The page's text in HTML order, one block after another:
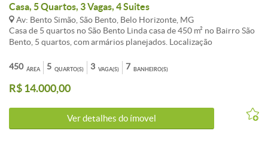
Casa, 5 Quartos, 3 Vagas, 4 Suites
Av: Bento Simão, São Bento, Belo Horizonte, MG
Casa de 5 quartos no São Bento Linda casa de 450 m² no Bairro São
Bento, 5 quartos, com armários planejados. Localização
planejados sendo 4 suites 7 banheiros sendo 4 suites e 3 com
banheira de hidromassagen 4 garagens Churrasqueira Piscina
Sauna Portão eletrônico.
ÁREA
450 QUARTO(S)
5 VAGA(S)
3 BANHEIRO(S)
7
R$ 14.000,00
Ver detalhes do ímovel